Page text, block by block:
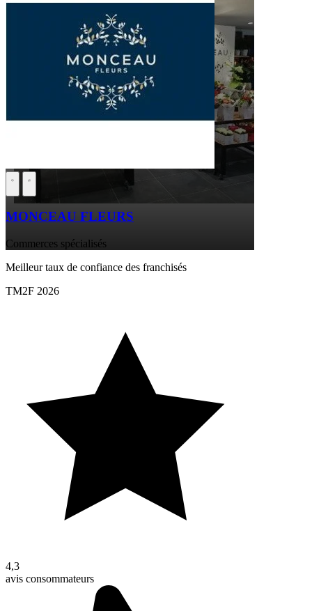
MONCEAU FLEURS
Commerces spécialisés
Meilleur taux de confiance des franchisés
TM2F 2026
4,3
avis consommateurs